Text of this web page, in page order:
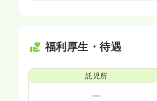
福利厚生・待遇
託児所